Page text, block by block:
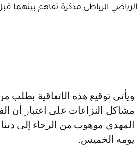
الرباطي مذكرة تفاهم بينهما
و يأتي توقيع هذه الإتفاقية بطلب من العصبة الإحترافية لكرة القدم من أجل حل
مشاكل النزاعات على اعتبار أن
المهدي موهوب من الرجاء إلى
يومه الخميس.